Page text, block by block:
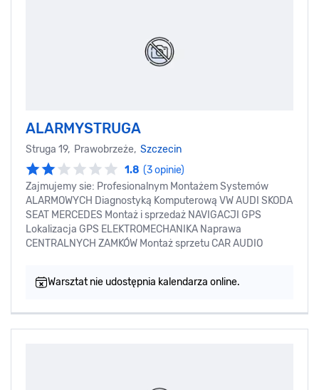
ALARMYSTRUGA
Struga 19, Prawobrzeże, Szczecin
1.8 (3 opinie)
Zajmujemy sie: Profesionalnym Montażem Systemów
ALARMOWYCH Diagnostyką Komputerową VW AUDI SKODA
SEAT MERCEDES Montaż i sprzedaż NAVIGACJI GPS
Lokalizacja GPS ELEKTROMECHANIKA Naprawa
CENTRALNYCH ZAMKÓW Montaż sprzetu CAR AUDIO
Warsztat nie udostępnia kalendarza online.